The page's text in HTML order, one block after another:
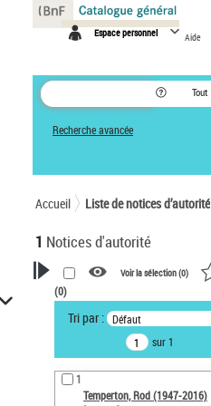
Espace personnel Aide
Tout
Recherche avancée
Accueil Liste de notices d’autorité
1 Notices d'autorité
VOTRE RECHERCHE
Recherche avancée dans les
notices d’autorité
Œuvres liées à l'auteur :
Temperton, Rod (1947-2016)
Voir la sélection (0)
(0)
Tri par : Défaut
sur 1
1
Temperton, Rod (1947-2016)
Panneau de gestion des cookies